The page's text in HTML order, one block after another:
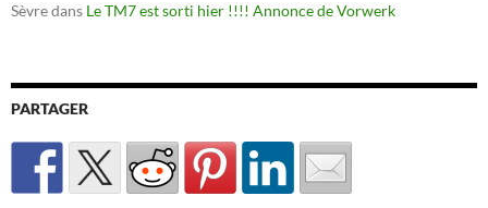
Sèvredans Le TM7 est sorti hier !!!! Annonce de Vorwerk
PARTAGER